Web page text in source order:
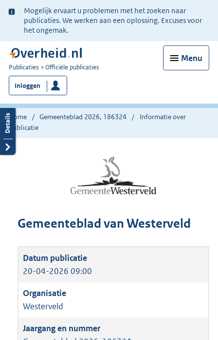
Ter
informatie:
Mogelijk ervaart u problemen met het zoeken naar
publicaties. We werken aan een oplossing. Excuses voor
het ongemak.
Menu
U
bent
nu
hier:
Publicaties Officiële publicaties
Inloggen
Home Gemeenteblad 2026, 186324
Informatie over
publicatie
Gemeenteblad van Westerveld
20-04-2026 09:00
Westerveld